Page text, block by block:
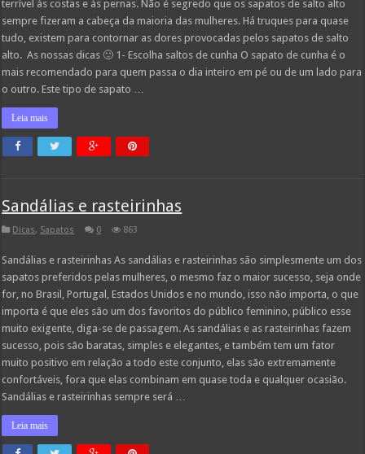
terrível às costas e às pernas. Não é segredo que os sapatos de salto alto
sempre fizeram a cabeça da maioria das mulheres. Há truques para quase
tudo, existem para contornar as dores provocadas pelos sapatos de salto
alto. As nossas dicas 🙂 1- Escolha saltos de cunha O sapato de cunha é o
mais recomendado para quem passa o dia inteiro em pé ou de um lado para
o outro. Este tipo de sapato …
Leia mais
Sandálias e rasteirinhas
Dicas, Sapatos 0 863
Sandálias e rasteirinhas As sandálias e rasteirinhas são simplesmente um dos
sapatos preferidos pelas mulheres, o mesmo faz o maior sucesso, seja onde
for, no Brasil, Portugal, Estados Unidos e no mundo, isso não importa, o que
importa é que eles são um dos favoritos do público feminino, público esse
muito exigente, diga-se de passagem. As sandálias e as rasteirinhas fazem
sucesso, pois são baratas, simples e elegantes, e também tem um fator
muito positivo em relação a todo este conjunto, elas são extremamente
confortáveis, fora que elas combinam em quase toda e qualquer ocasião.
Sandálias e rasteirinhas sempre será …
Leia mais